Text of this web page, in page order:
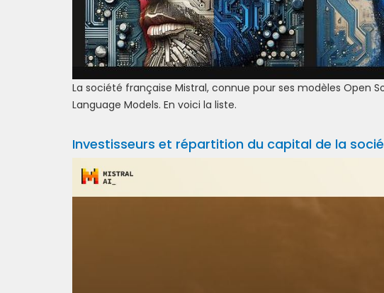
La société française Mistral, connue pour ses modèles Open
Language Models. En voici la liste.
Investisseurs et répartition du capital de la